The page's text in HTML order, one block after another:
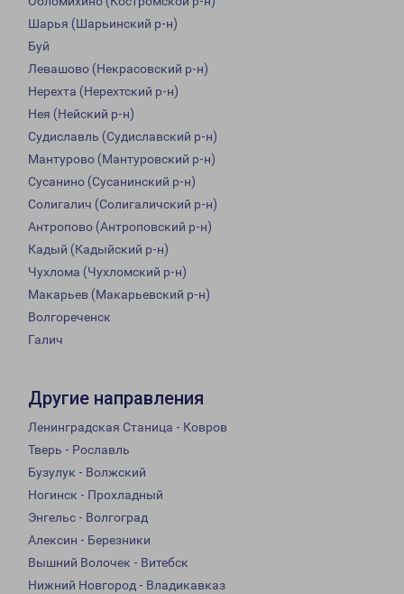
Шарья (Шарьинский р-н)
Буй
Левашово (Некрасовский р-н)
Нерехта (Нерехтский р-н)
Нея (Нейский р-н)
Судиславль (Судиславский р-н)
Мантурово (Мантуровский р-н)
Сусанино (Сусанинский р-н)
Солигалич (Солигаличский р-н)
Антропово (Антроповский р-н)
Кадый (Кадыйский р-н)
Чухлома (Чухломский р-н)
Макарьев (Макарьевский р-н)
Волгореченск
Галич
Другие направления
Ленинградская Станица - Ковров
Тверь - Рославль
Бузулук - Волжский
Ногинск - Прохладный
Энгельс - Волгоград
Алексин - Березники
Вышний Волочек - Витебск
Нижний Новгород - Владикавказ